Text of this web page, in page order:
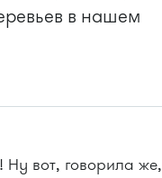
в нашем
Ну вот, говорила же,